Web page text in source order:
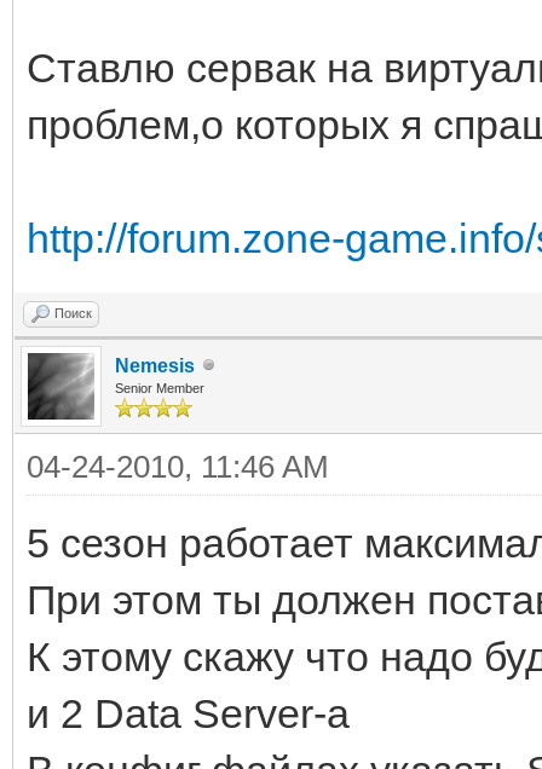
Ставлю сервак на
проблем,о которых я
http://forum.zone-
Поиск
Nemesis
Senior Member
04-24-2010, 11:46 AM
5 сезон работает
При этом ты должен
К этому скажу что надо
и 2 Data Server-a